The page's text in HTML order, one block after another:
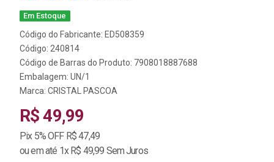
Em Estoque
Código do Fabricante: ED508359
Código: 240814
Código de Barras do Produto: 7908018887688
Embalagem: UN/1
Marca: CRISTAL PASCOA
R$ 49,99
Pix 5% OFF R$ 47,49
ou em até 1x R$ 49,99 Sem Juros